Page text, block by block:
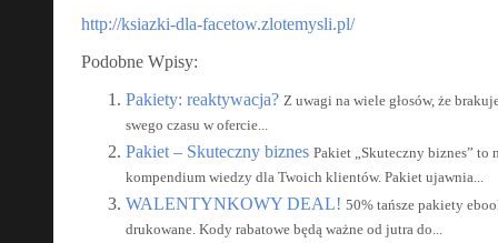
http://ksiazki-dla-facetow.zlotemysli.pl/
Podobne Wpisy:
Pakiety: reaktywacja? Z uwagi na wiele głosów, że
swego czasu w ofercie...
Pakiet – Skuteczny biznes Pakiet „Skuteczny biznes” to
kompendium wiedzy dla Twoich klientów. Pakiet ujawnia...
WALENTYNKOWY DEAL! 50% tańsze pakiety
drukowane. Kody rabatowe będą ważne od jutra do...